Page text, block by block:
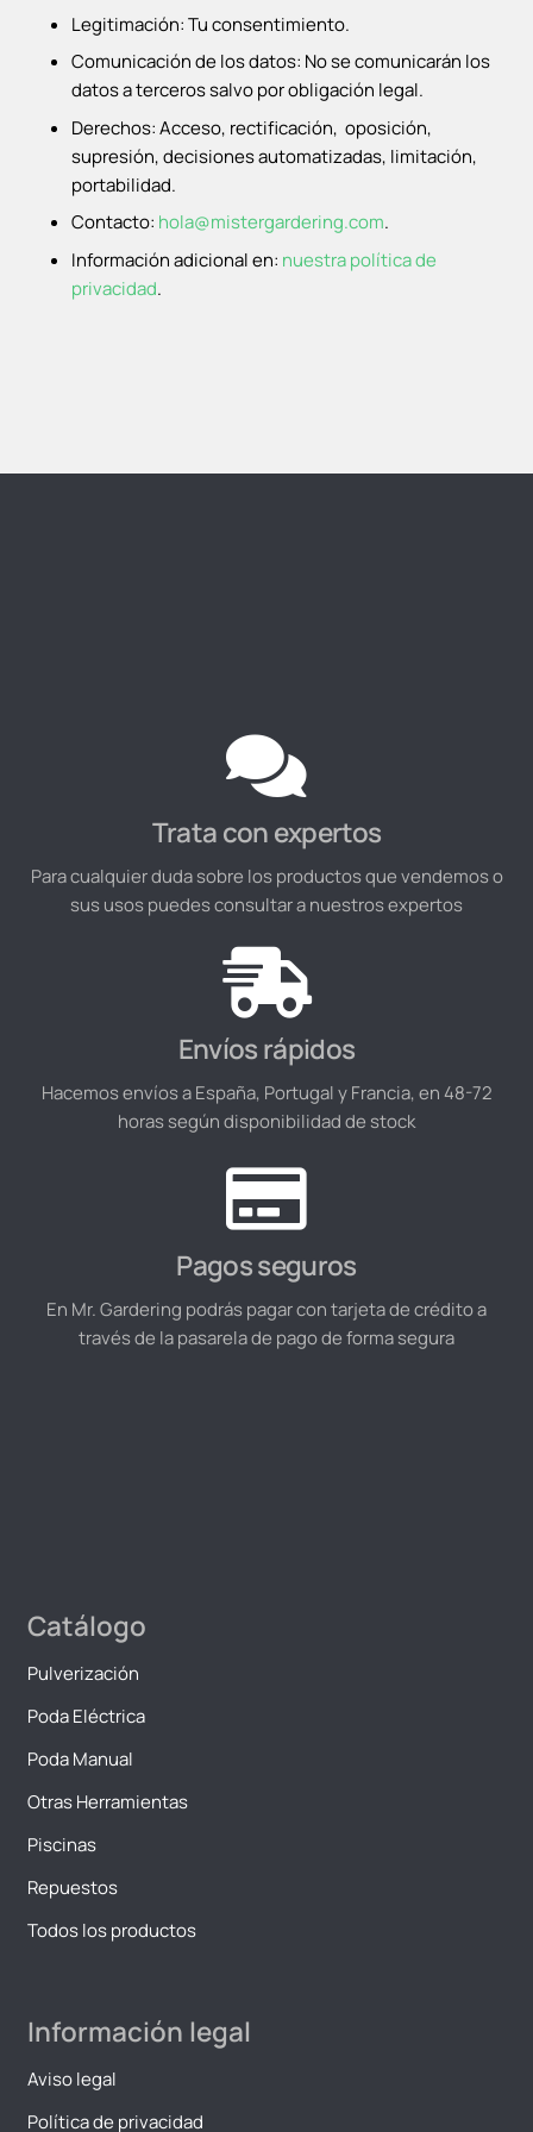
Legitimación: Tu consentimiento.
Comunicación de los datos: No se comunicarán los
datos a terceros salvo por obligación legal.
Derechos: Acceso, rectificación, oposición,
supresión, decisiones automatizadas, limitación,
portabilidad.
Contacto: hola@mistergardering.com.
Información adicional en: nuestra política de
privacidad.
Trata con expertos
Para cualquier duda sobre los productos que vendemos o
sus usos puedes consultar a nuestros expertos
Envíos rápidos
Hacemos envíos a España, Portugal y Francia, en 48-72
horas según disponibilidad de stock
Pagos seguros
En Mr. Gardering podrás pagar con tarjeta de crédito a
través de la pasarela de pago de forma segura
Catálogo
Pulverización
Poda Eléctrica
Poda Manual
Otras Herramientas
Piscinas
Repuestos
Todos los productos
Información legal
Aviso legal
Política de privacidad